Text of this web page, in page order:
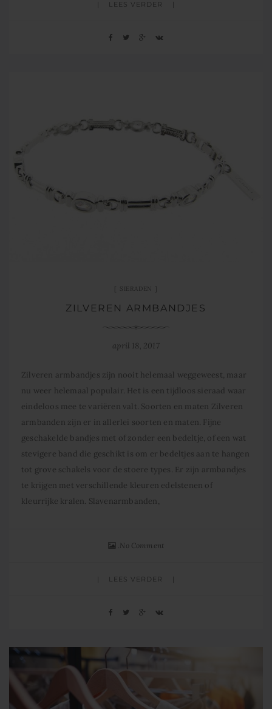
LEES VERDER
SIERADEN
ZILVEREN ARMBANDJES
april 18, 2017
Zilveren armbandjes zijn nooit helemaal weggeweest, maar
nu weer helemaal populair. Het is een tijdloos sieraad waar
eindeloos mee te variëren valt. Soorten en maten Zilveren
armbanden zijn er in allerlei soorten en maten. Fijne
geschakelde bandjes met of zonder een bedeltje, of een wat
stevigere band die geschikt is om er bedeltjes aan te hangen
tot grove schakels voor de stoere types. Er zijn armbandjes
te krijgen met verschillende kleuren edelstenen of
kleurrijke kralen. Slavenarmbanden,
No Comment
LEES VERDER